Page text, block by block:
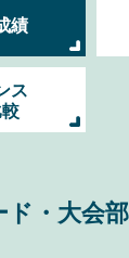
績
ス
・大会